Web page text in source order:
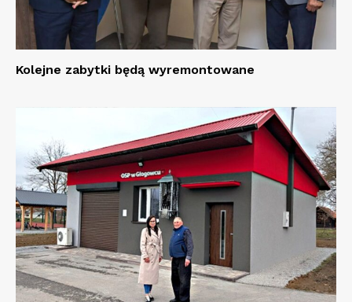
Kolejne zabytki będą wyremontowane